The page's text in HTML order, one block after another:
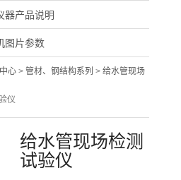
器产品说明
图片参数
心 > 管材、钢结构系列 > 给水管现场
仪
给水管现场检测
试验仪